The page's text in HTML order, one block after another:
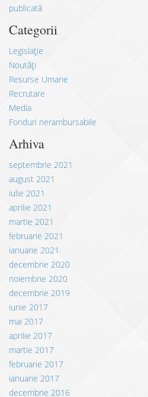
publicată
Categorii
Legislație
Noutăți
Resurse Umane
Recrutare
Media
Fonduri nerambursabile
Arhiva
septembrie 2021
august 2021
iulie 2021
aprilie 2021
martie 2021
februarie 2021
ianuarie 2021
decembrie 2020
noiembrie 2020
decembrie 2019
iunie 2017
mai 2017
aprilie 2017
martie 2017
februarie 2017
ianuarie 2017
decembrie 2016